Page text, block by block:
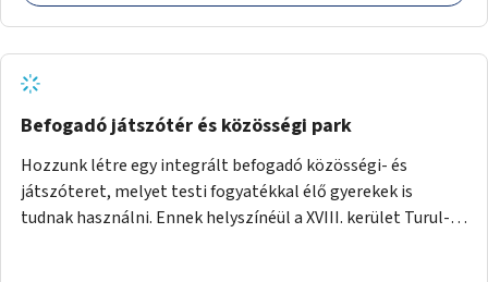
Befogadó játszótér és közösségi park
Hozzunk létre egy integrált befogadó közösségi- és
játszóteret, melyet testi fogyatékkal élő gyerekek is
tudnak használni. Ennek helyszínéül a XVIII. kerület Turul-